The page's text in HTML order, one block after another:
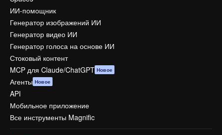
ИИ-помощник
Генератор изображений ИИ
Генератор видео ИИ
Генератор голоса на основе ИИ
Стоковый контент
MCP для Claude/ChatGPT Новое
Агенты Новое
API
Мобильное приложение
Все инструменты Magnific